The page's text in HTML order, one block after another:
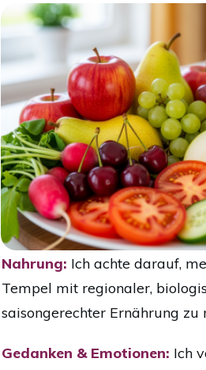
Nahrung: Ich achte darauf,
Tempel mit regionaler,
saisongerechter Ernährung zu
Gedanken & Emotionen: Ich